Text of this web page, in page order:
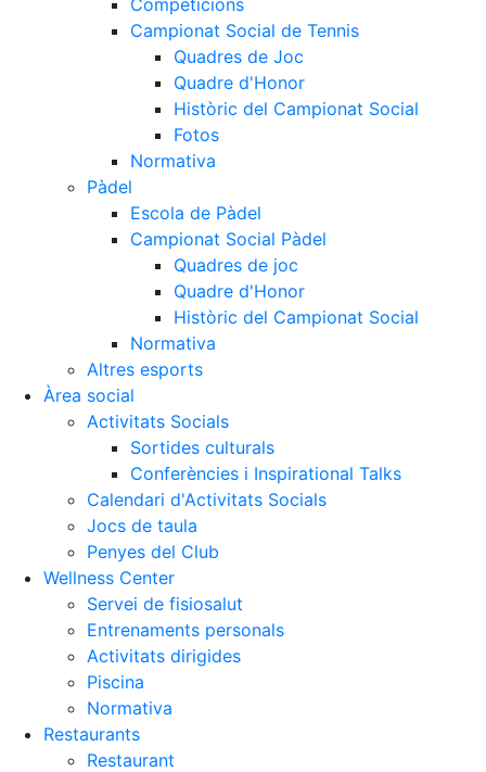
Competicions
Campionat Social de Tennis
Quadres de Joc
Quadre d'Honor
Històric del Campionat Social
Fotos
Normativa
Pàdel
Escola de Pàdel
Campionat Social Pàdel
Quadres de joc
Quadre d'Honor
Històric del Campionat Social
Normativa
Altres esports
Àrea social
Activitats Socials
Sortides culturals
Conferències i Inspirational Talks
Calendari d'Activitats Socials
Jocs de taula
Penyes del Club
Wellness Center
Servei de fisiosalut
Entrenaments personals
Activitats dirigides
Piscina
Normativa
Restaurants
Restaurant